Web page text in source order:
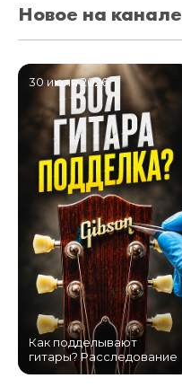
Новое на канале
30 июля 2026
Как подделывают
гитары? Расследование